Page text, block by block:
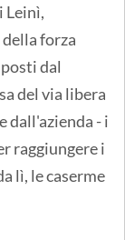
Leinì,
forza
dal
del via libera
dall'azienda - i
raggiungere i
lì, le caserme